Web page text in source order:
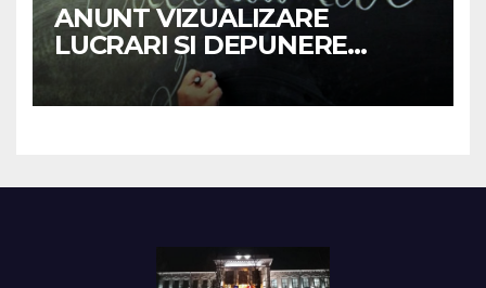
ANUNT VIZUALIZARE
LUCRARI SI DEPUNERE
CONTESTATII –
BACALAUREAT 2026